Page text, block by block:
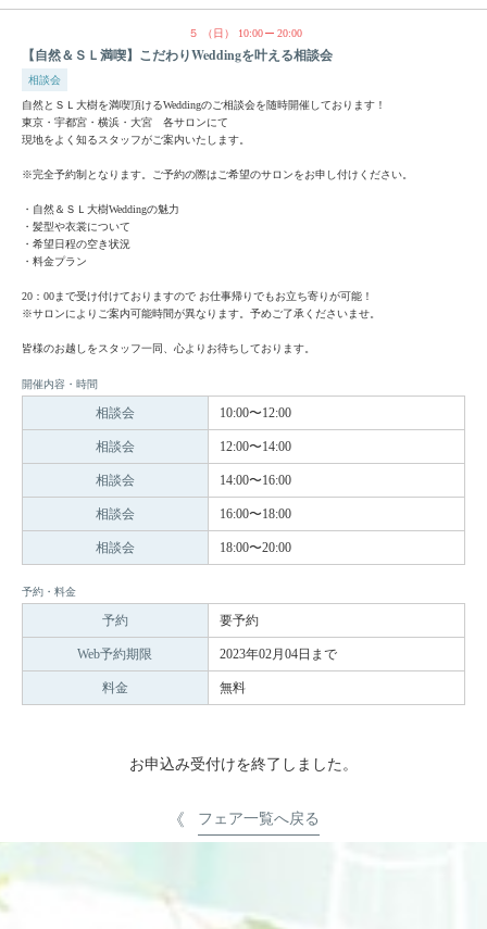
５ （日） 10:00 20:00
【自然＆ＳＬ満喫】こだわりWeddingを叶える相談会
相談会
自然とＳＬ大樹を満喫頂けるWeddingのご相談会を随時開催しております！
東京・宇都宮・横浜・大宮 各サロンにて
現地をよく知るスタッフがご案内いたします。
※完全予約制となります。ご予約の際はご希望のサロンをお申し付けください。
・自然＆ＳＬ大樹Weddingの魅力
・髪型や衣裳について
・希望日程の空き状況
・料金プラン
20：00まで受け付けておりますので お仕事帰りでもお立ち寄りが可能！
※サロンによりご案内可能時間が異なります。予めご了承くださいませ。
皆様のお越しをスタッフ一同、心よりお待ちしております。
開催内容・時間
相談会 10:00〜12:00
相談会 12:00〜14:00
相談会 14:00〜16:00
相談会 16:00〜18:00
相談会 18:00〜20:00
予約・料金
予約 要予約
Web予約期限 2023年02月04日まで
料金 無料
お申込み受付けを終了しました。
フェア一覧へ戻る